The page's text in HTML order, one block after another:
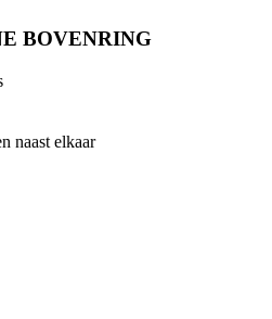
BOVENRING
naast elkaar